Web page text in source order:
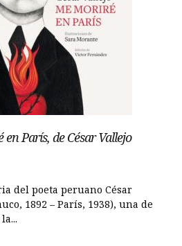
París, de César Vallejo
del poeta peruano César
1892 – París, 1938), una de